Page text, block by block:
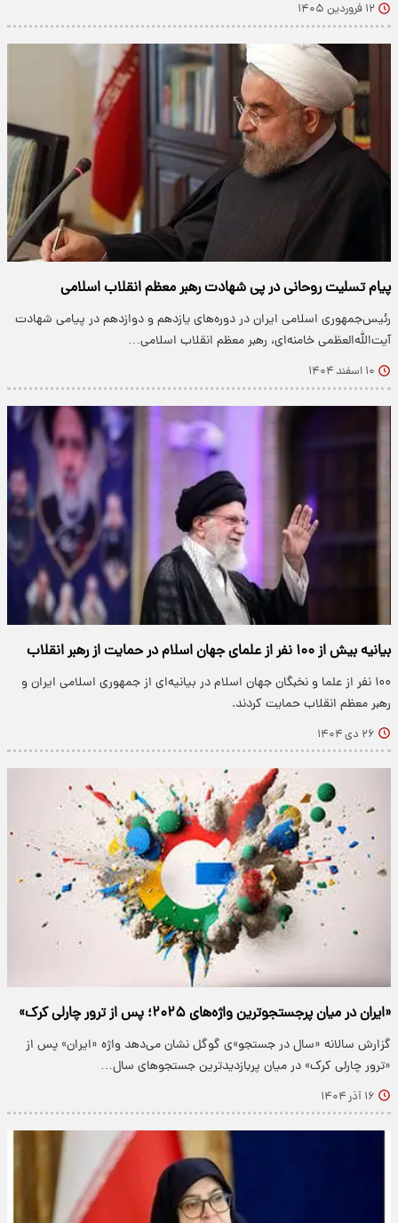
۱۲ فروردین ۱۴۰۵
پیام تسلیت روحانی در پی شهادت رهبر معظم انقلاب اسلامی
رئیس‌جمهوری اسلامی ایران در دوره‌های یازدهم و دوازدهم در پیامی شهادت
آیت‌الله‌العظمی خامنه‌ای، رهبر معظم انقلاب اسلامی…
۱۰ اسفند ۱۴۰۴
بیانیه بیش از ۱۰۰ نفر از علمای جهان اسلام در حمایت از رهبر انقلاب
۱۰۰ نفر از علما و نخبگان جهان اسلام در بیانیه‌ای از جمهوری اسلامی ایران و
رهبر معظم انقلاب حمایت کردند.
۲۶ دی ۱۴۰۴
«ایران در میان پرجستجوترین واژه‌های ۲۰۲۵؛ پس از ترور چارلی کرک»
گزارش سالانه «سال در جستجو»ی گوگل نشان می‌دهد واژه «ایران» پس از
«ترور چارلی کرک» در میان پربازدیدترین جستجوهای سال…
۱۶ آذر ۱۴۰۴